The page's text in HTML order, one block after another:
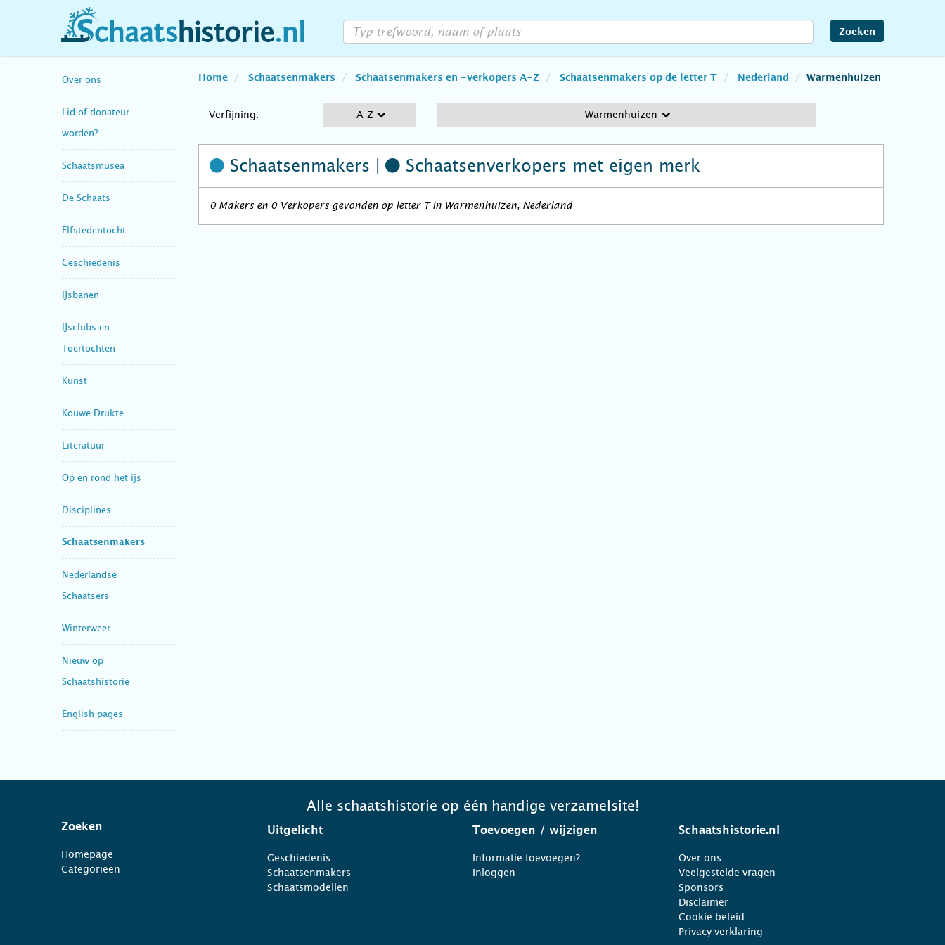
schaatshistorie.nl Zoeken
Over ons
Lid of donateur
worden?
Schaatsmusea
De Schaats
Elfstedentocht
Geschiedenis
IJsbanen
IJsclubs en
Toertochten
Kunst
Kouwe Drukte
Literatuur
Op en rond het ijs
Disciplines
Schaatsenmakers
Nederlandse
Schaatsers
Winterweer
Nieuw op
Schaatshistorie
English pages
Home Schaatsenmakers Schaatsenmakers en -verkopers A-Z Schaatsenmakers op de letter T Nederland Warmenhuizen
Verfijning: A-Z Warmenhuizen
Schaatsenmakers | Schaatsenverkopers met eigen merk
0 Makers en 0 Verkopers gevonden op letter T in Warmenhuizen, Nederland
Alle schaatshistorie op één handige verzamelsite!
Zoeken
Homepage
Categorieën
Uitgelicht
Geschiedenis
Schaatsenmakers
Schaatsmodellen
Toevoegen / wijzigen
Informatie toevoegen?
Inloggen
Schaatshistorie.nl
Over ons
Veelgestelde vragen
Sponsors
Disclaimer
Cookie beleid
Privacy verklaring